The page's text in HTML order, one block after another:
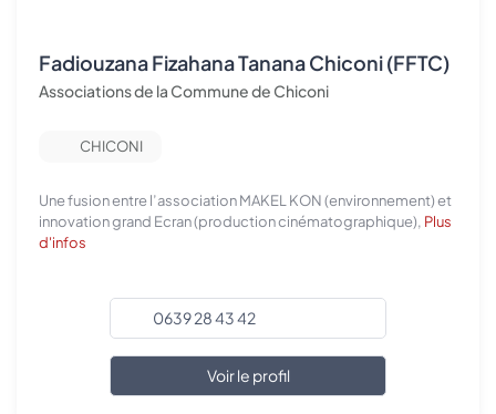
Fadiouzana Fizahana Tanana Chiconi (FFTC)
Associations de la Commune de Chiconi
CHICONI
Une fusion entre l’association MAKEL KON (environnement) et
innovation grand Ecran (production cinématographique), Plus
d'infos
0639 28 43 42
Voir le profil